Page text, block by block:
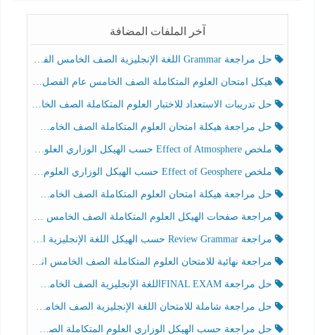
آخر الملفات المضافة
حل مراجعة Grammar اللغة الإنجليزية الصف الخامس الفصل الثالث
هيكل امتحان العلوم المتكاملة الصف الخامس عام الفصل الدراسي الثالث 2025-2026
حل تدريبات الاستعداد للاختبار العلوم المتكاملة الصف الخامس عام الفصل الثالث
حل مراجعة هيكلة امتحان العلوم المتكاملة الصف الخامس انسبير الفصل الثالث
ملخص Effect of Atmosphere حسب الهيكل الوزاري العلوم المتكاملة الصف الخامس انسبير الفصل الثالث
ملخص Effect of Geosphere حسب الهيكل الوزاري العلوم المتكاملة الصف الخامس انسبير الفصل الثالث
حل مراجعة هيكلة امتحان العلوم المتكاملة الصف الخامس عام الفصل الثالث
مراجعة صفحات الهيكل العلوم المتكاملة الصف الخامس انسبير الفصل الثالث
مراجعة Review Grammar حسب الهيكل اللغة الإنجليزية الصف الخامس الفصل الثالث
مراجعة نهائية للامتحان العلوم المتكاملة الصف الخامس انسبير الفصل الثالث
حل مراجعة FINAL EXAMاللغة الإنجليزية الصف الخامس الفصل الثالث
حل مراجعة شاملة للامتحان اللغة الإنجليزية الصف الخامس الفصل الثالث
حل مراجعة حسب الهيكل الوزاري العلوم المتكاملة الصف الخامس عام الفصل الثالث